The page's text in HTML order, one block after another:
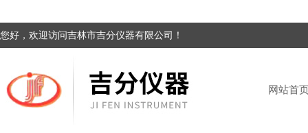
您好，欢迎访问吉林市吉分仪器有限公司！
网站首